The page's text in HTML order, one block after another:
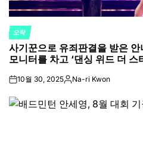
POSTED
IN
오락
사기꾼으로 유죄판결을 받은
모니터를 차고 ‘댄싱 위드 더 스
on10월 30, 2025Posted
Na-ri Kwon